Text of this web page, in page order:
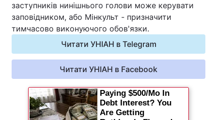
Реклама на сайті Фотобанк
Моніторинг Пресцентр
заступників нинішнього голови може керувати
заповідником, або Мінкульт - призначити
тимчасово виконуючого обов'язки.
Читати УНІАН в Telegram
Читати УНІАН в Facebook